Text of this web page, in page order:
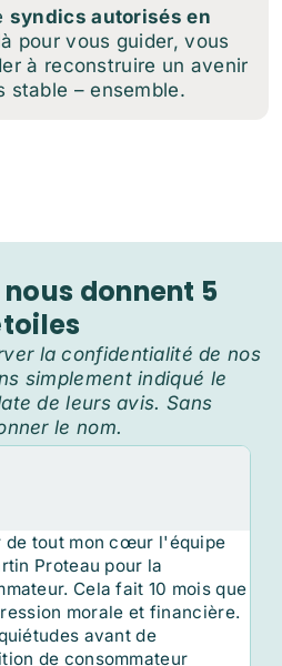
syndics autorisés en
pour vous guider, vous
à reconstruire un avenir
stable – ensemble.
donnent 5
la confidentialité de nos
simplement indiqué le
de leurs avis. Sans
le nom.
point. Ils répondent
Ils vous dirigent au
situation et de vos
pas, ils sont là pour
étape délicate de votre vie
humain et rassurant fait